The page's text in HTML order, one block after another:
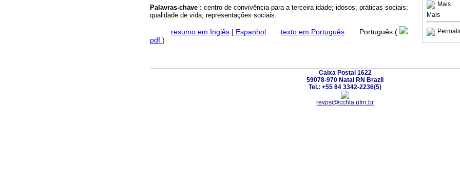
Mais
Mais
Palavras-chave : centro de convivência para a terceira idade; idosos; práticas sociais;
qualidade de vida; representações sociais.
· resumo em Inglês | Espanhol · texto em Português · Português (
pdf )
Caixa Postal 1622
59078-970 Natal RN Brazil
Tel.: +55 84 3342-2236(5)
revpsi@cchla.ufrn.br